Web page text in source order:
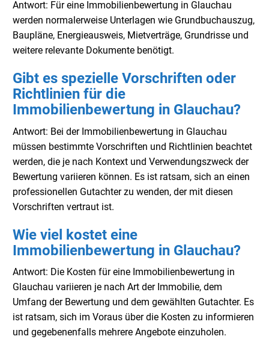
Antwort: Für eine Immobilienbewertung in Glauchau
werden normalerweise Unterlagen wie Grundbuchauszug,
Baupläne, Energieausweis, Mietverträge, Grundrisse und
weitere relevante Dokumente benötigt.
Gibt es spezielle Vorschriften oder
Richtlinien für die
Immobilienbewertung in Glauchau?
Antwort: Bei der Immobilienbewertung in Glauchau
müssen bestimmte Vorschriften und Richtlinien beachtet
werden, die je nach Kontext und Verwendungszweck der
Bewertung variieren können. Es ist ratsam, sich an einen
professionellen Gutachter zu wenden, der mit diesen
Vorschriften vertraut ist.
Wie viel kostet eine
Immobilienbewertung in Glauchau?
Antwort: Die Kosten für eine Immobilienbewertung in
Glauchau variieren je nach Art der Immobilie, dem
Umfang der Bewertung und dem gewählten Gutachter. Es
ist ratsam, sich im Voraus über die Kosten zu informieren
und gegebenenfalls mehrere Angebote einzuholen.